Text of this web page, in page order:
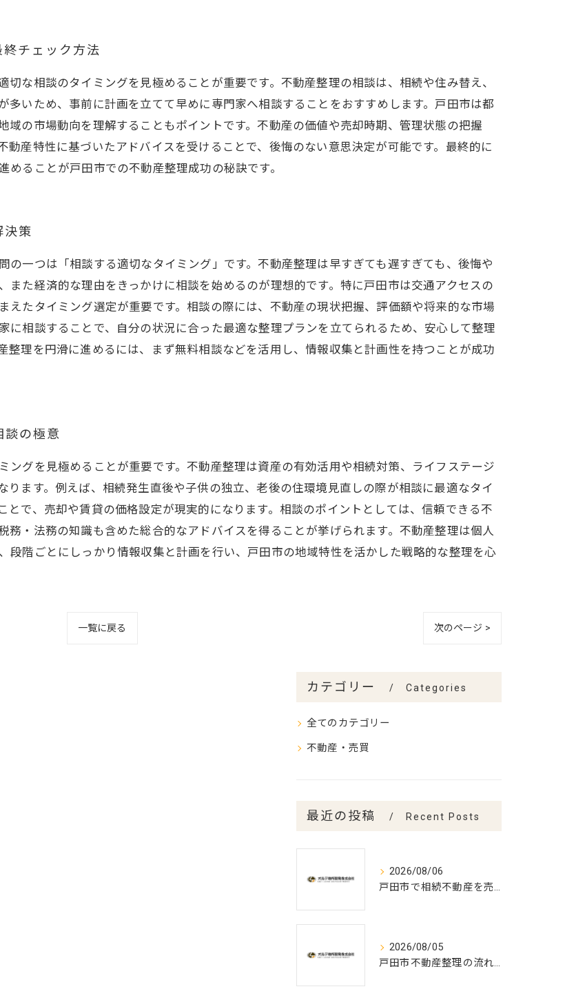
チェック方法
な相談のタイミングを見極めることが重要です。不動産整理の相談は、相続や住み替え、
多いため、事前に計画を立てて早めに専門家へ相談することをおすすめします。戸田市は都
の市場動向を理解することもポイントです。不動産の価値や売却時期、管理状態の把握
産特性に基づいたアドバイスを受けることで、後悔のない意思決定が可能です。最終的に
ることが戸田市での不動産整理成功の秘訣です。
決策
一つは「相談する適切なタイミング」です。不動産整理は早すぎても遅すぎても、後悔や
た経済的な理由をきっかけに相談を始めるのが理想的です。特に戸田市は交通アクセスの
えたタイミング選定が重要です。相談の際には、不動産の現状把握、評価額や将来的な市場
に相談することで、自分の状況に合った最適な整理プランを立てられるため、安心して整理
整理を円滑に進めるには、まず無料相談などを活用し、情報収集と計画性を持つことが成功
談の極意
ングを見極めることが重要です。不動産整理は資産の有効活用や相続対策、ライフステージ
ます。例えば、相続発生直後や子供の独立、老後の住環境見直しの際が相談に最適なタイ
とで、売却や賃貸の価格設定が現実的になります。相談のポイントとしては、信頼できる不
・法務の知識も含めた総合的なアドバイスを得ることが挙げられます。不動産整理は個人
段階ごとにしっかり情報収集と計画を行い、戸田市の地域特性を活かした戦略的な整理を心
一覧に戻る 次のページ >
カテゴリー Categories
全てのカテゴリー
不動産・売買
最近の投稿 Recent Posts
2026/08/06
戸田市で相続不動産を売却する流れ
2026/08/05
戸田市不動産整理の流れと期間解説